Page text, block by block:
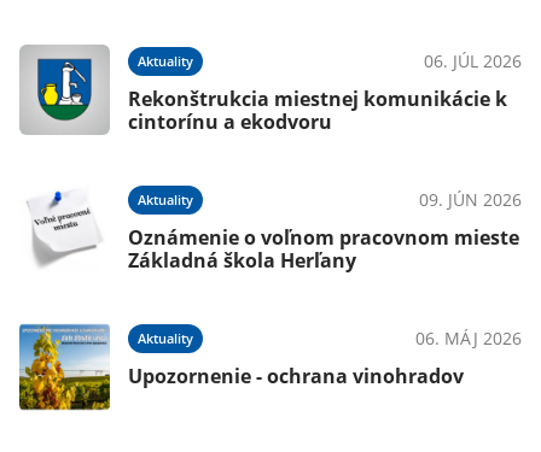
Aktuality 06. JÚL 2026
Rekonštrukcia miestnej komunikácie k
cintorínu a ekodvoru
Aktuality 09. JÚN 2026
Oznámenie o voľnom pracovnom mieste
Základná škola Herľany
Aktuality 06. MÁJ 2026
Upozornenie - ochrana vinohradov